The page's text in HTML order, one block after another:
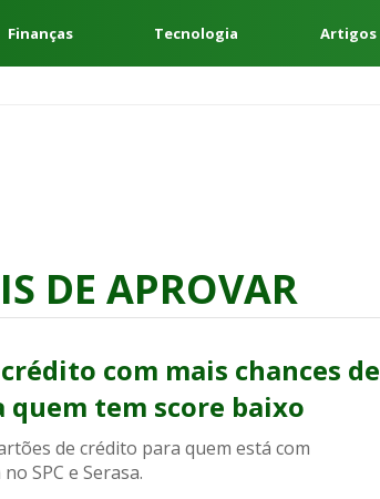
Finanças Tecnologia Artigos
DE APROVAR
com mais chances de
quem tem score baixo
de crédito para quem está com
SPC e Serasa.